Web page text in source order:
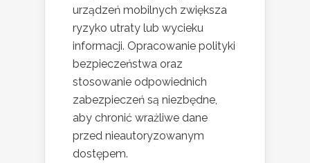
urządzeń mobilnych zwiększa
ryzyko utraty lub wycieku
informacji. Opracowanie polityki
bezpieczeństwa oraz
stosowanie odpowiednich
zabezpieczeń są niezbędne,
aby chronić wrażliwe dane
przed nieautoryzowanym
dostępem.